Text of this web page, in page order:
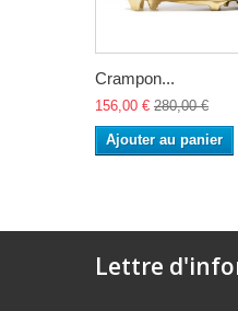
Crampon...
156,00 € 280,00 €
Ajouter au panier
Lettre